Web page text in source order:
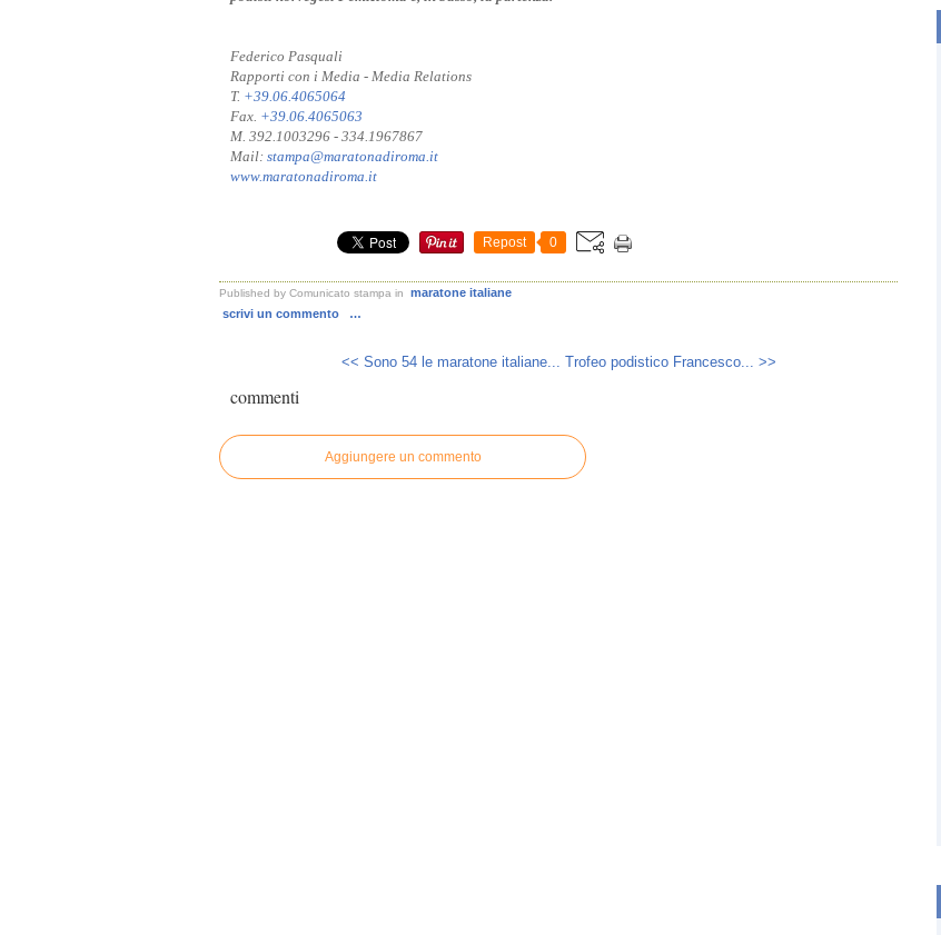
Federico Pasquali
Rapporti con i Media - Media Relations
T. +39.06.4065064
Fax. +39.06.4065063
M. 392.1003296 - 334.1967867
Mail: stampa@maratonadiroma.it
www.maratonadiroma.it
Repost 0
Published by Comunicato stampa in
maratone italiane
scrivi un commento
…
<< Sono 54 le maratone italiane... Trofeo podistico Francesco... >>
commenti
Aggiungere un commento